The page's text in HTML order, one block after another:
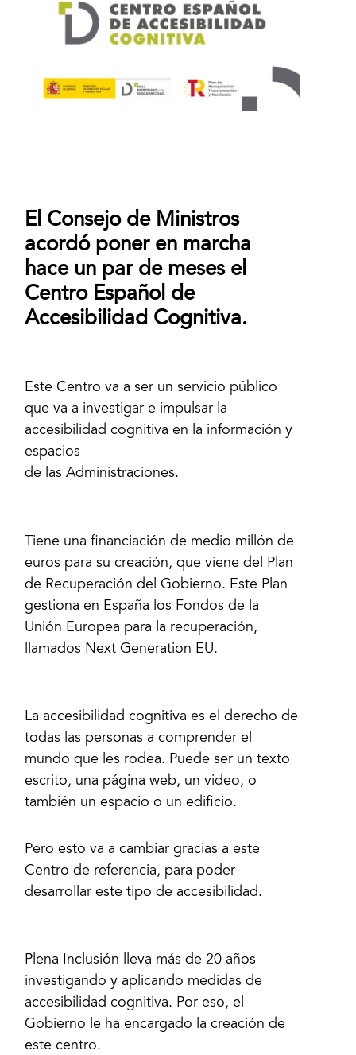
El Consejo de Ministros
acordó poner en marcha
hace un par de meses el
Centro Español de
Accesibilidad Cognitiva.
Este Centro va a ser un servicio público
que va a investigar e impulsar la
accesibilidad cognitiva en la información y
espacios
de las Administraciones.
Tiene una financiación de medio millón de
euros para su creación, que viene del Plan
de Recuperación del Gobierno. Este Plan
gestiona en España los Fondos de la
Unión Europea para la recuperación,
llamados Next Generation EU.
La accesibilidad cognitiva es el derecho de
todas las personas a comprender el
mundo que les rodea. Puede ser un texto
escrito, una página web, un video, o
Pero esto va a cambiar gracias a este
Centro de referencia, para poder
desarrollar este tipo de accesibilidad.
Plena Inclusión lleva más de 20 años
investigando y aplicando medidas de
accesibilidad cognitiva. Por eso, el
Gobierno le ha encargado la creación de
este centro.